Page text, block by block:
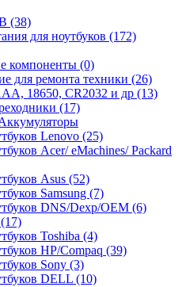
(38)
для ноутбуков (172)
компоненты (0)
для ремонта техники (26)
18650, CR2032 и др (13)
(17)
Lenovo (25)
Acer/ eMachines/ Packard
Asus (52)
Samsung (7)
DNS/Dexp/OEM (6)
Toshiba (4)
HP/Compaq (39)
Sony (3)
DELL (10)